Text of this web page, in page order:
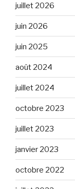
juillet 2026
juin 2026
juin 2025
août 2024
juillet 2024
octobre 2023
juillet 2023
janvier 2023
octobre 2022